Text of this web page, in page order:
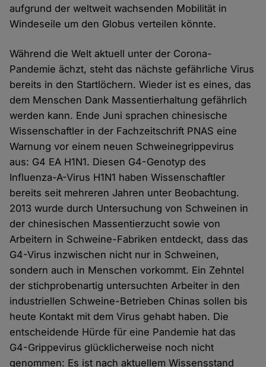
aufgrund der weltweit wachsenden Mobilität in
Windeseile um den Globus verteilen könnte.
Während die Welt aktuell unter der Corona-
Pandemie ächzt, steht das nächste gefährliche Virus
bereits in den Startlöchern. Wieder ist es eines, das
dem Menschen Dank Massentierhaltung gefährlich
werden kann. Ende Juni sprachen chinesische
Wissenschaftler in der Fachzeitschrift PNAS eine
Warnung vor einem neuen Schweinegrippevirus
aus: G4 EA H1N1. Diesen G4-Genotyp des
Influenza-A-Virus H1N1 haben Wissenschaftler
bereits seit mehreren Jahren unter Beobachtung.
2013 wurde durch Untersuchung von Schweinen in
der chinesischen Massentierzucht sowie von
Arbeitern in Schweine-Fabriken entdeckt, dass das
G4-Virus inzwischen nicht nur in Schweinen,
sondern auch in Menschen vorkommt. Ein Zehntel
der stichprobenartig untersuchten Arbeiter in den
industriellen Schweine-Betrieben Chinas sollen bis
heute Kontakt mit dem Virus gehabt haben. Die
entscheidende Hürde für eine Pandemie hat das
G4-Grippevirus glücklicherweise noch nicht
genommen: Es ist nach aktuellem Wissensstand